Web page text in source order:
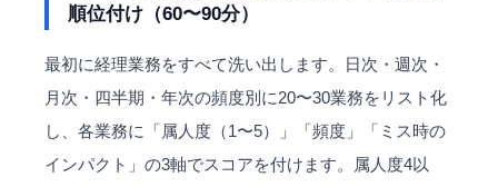
順位付け（60〜90分）
最初に経理業務をすべて洗い出します。日次・週次・
月次・四半期・年次の頻度別に20〜30業務をリスト化
し、各業務に「属人度（1〜5）」「頻度」「ミス時の
インパクト」の3軸でスコアを付けます。属人度4以